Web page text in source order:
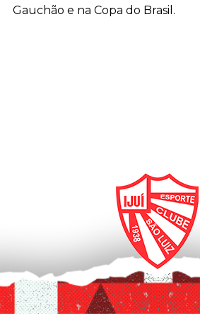
Gauchão e na Copa do Brasil.